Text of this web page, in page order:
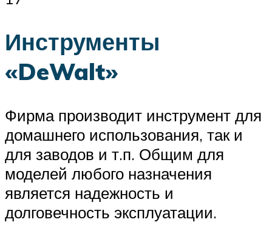
Инструменты
«DeWalt»
Фирма производит инструмент для
домашнего использования, так и
для заводов и т.п. Общим для
моделей любого назначения
является надежность и
долговечность эксплуатации.